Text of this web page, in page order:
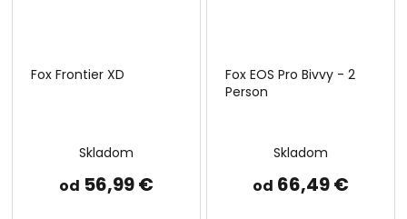
Fox Frontier XD
Skladom
od 56,99 €
Fox EOS Pro Bivvy - 2
Person
Skladom
od 66,49 €